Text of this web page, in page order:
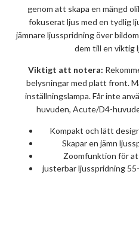
genom att skapa en mängd
fokuserat ljus med en tydlig
jämnare ljusspridning över
dem till en viktig
Viktigt att notera:
belysningar med platt front.
inställningslampa. Får inte
huvuden, Acute/D4-
Kompakt och lätt
Skapar en jämn
Zoomfunktion för
justerbar ljusspridning